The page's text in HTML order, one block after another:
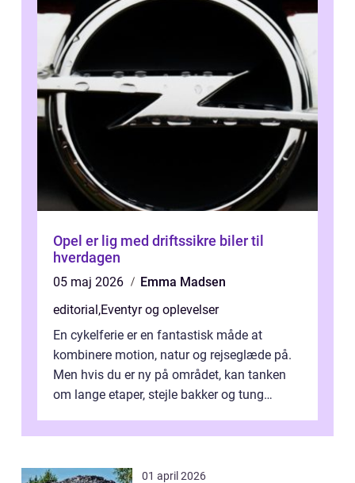
Opel er lig med driftssikre biler til
hverdagen
05 maj 2026
Emma Madsen
editorial,Eventyr og oplevelser
En cykelferie er en fantastisk måde at
kombinere motion, natur og rejseglæde på.
Men hvis du er ny på området, kan tanken
om lange etaper, stejle bakker og tung
01 april 2026